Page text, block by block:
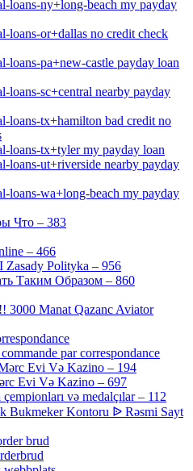
loans-ny+long-beach my payday
loans-or+dallas no credit check
loans-pa+new-castle payday loan
loans-sc+central nearby payday
loans-tx+hamilton bad credit no
loans-tx+tyler my payday loan
loans-ut+riverside nearby payday
loans-wa+long-beach my payday
Что – 383
– 466
Zasady Polityka – 956
Таким Образом – 860
3000 Manat Qazanc Aviator
par correspondance
Evi Və Kazino – 194
Evi Və Kazino – 697
və medalçılar – 112
Bukmeker Kontoru ᐉ Rəsmi Sayt
brud